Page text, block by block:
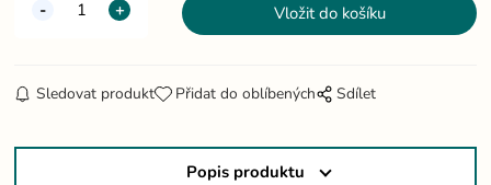
Sledovat produkt Přidat do oblíbených Sdílet
Popis produktu